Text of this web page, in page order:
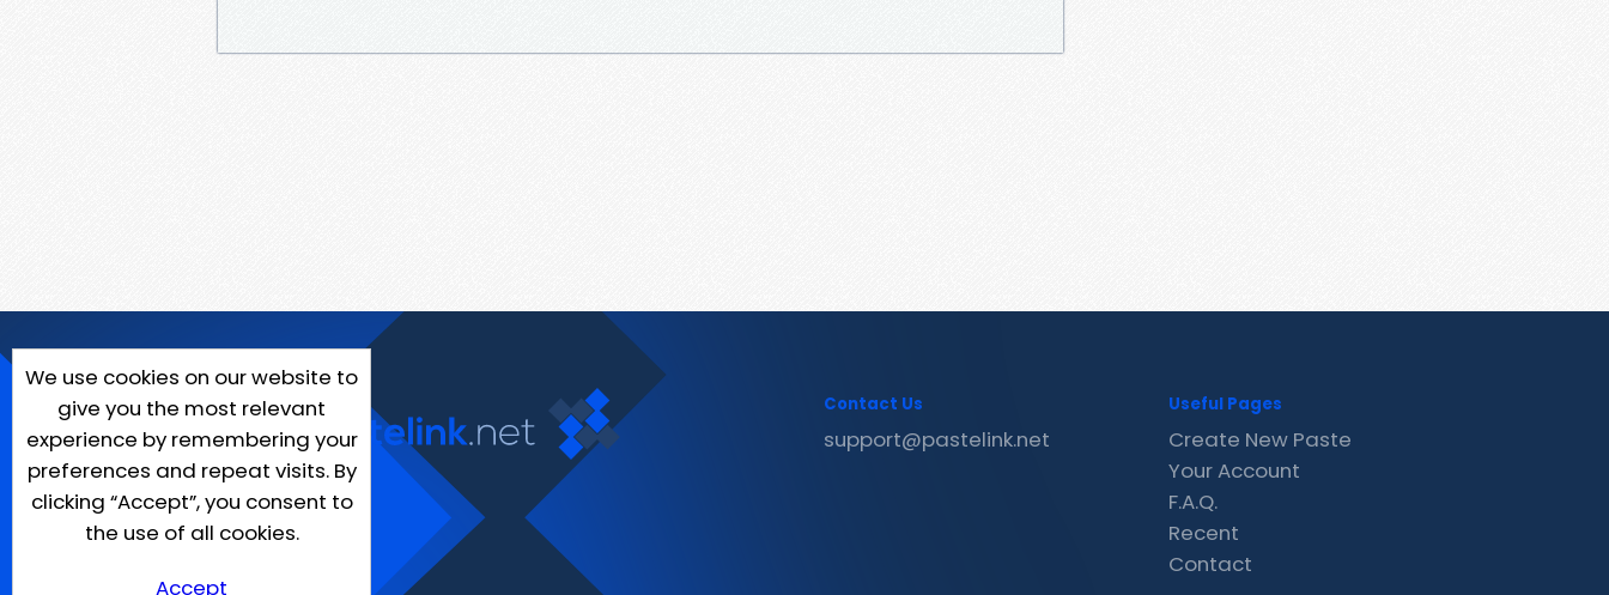
We use cookies on our website to
give you the most relevant
experience by remembering your
preferences and repeat visits. By
clicking “Accept”, you consent to
the use of all cookies.
Accept
Contact Us
support@pastelink.net
Useful Pages
Create New Paste
Your Account
F.A.Q.
Recent
Contact